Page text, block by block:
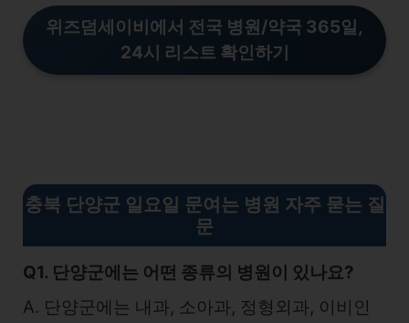
위즈덤세이비에서 전국 병원/약국 365일,
24시 리스트 확인하기
충북 단양군 일요일 문여는 병원 자주 묻는 질
문
Q1. 단양군에는 어떤 종류의 병원이 있나요?
A. 단양군에는 내과, 소아과, 정형외과, 이비인